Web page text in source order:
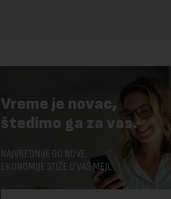
Vreme je novac,
štedimo ga za vas.
NAJVREDNIJE OD NOVE
EKONOMIJE STIŽE U VAŠ MEJL.